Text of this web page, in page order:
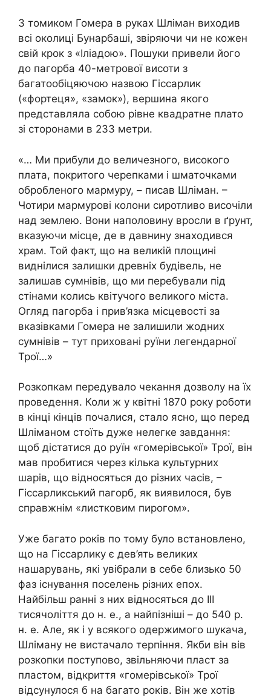
З томиком Гомера в руках Шліман виходив
всі околиці Бунарбаші, звіряючи чи не кожен
свій крок з «Іліадою». Пошуки привели його
до пагорба 40-метрової висоти з
багатообіцяючою назвою Гіссарлик
(«фортеця», «замок»), вершина якого
представляла собою рівне квадратне плато
зі сторонами в 233 метри.
«… Ми прибули до величезного, високого
плата, покритого черепками і шматочками
обробленого мармуру, – писав Шліман. –
Чотири мармурові колони сиротливо височіли
над землею. Вони наполовину вросли в ґрунт,
вказуючи місце, де в давнину знаходився
храм. Той факт, що на великій площині
виднілися залишки древніх будівель, не
залишав сумнівів, що ми перебували під
стінами колись квітучого великого міста.
Огляд пагорба і прив’язка місцевості за
вказівками Гомера не залишили жодних
сумнівів – тут приховані руїни легендарної
Трої…»
Розкопкам передувало чекання дозволу на їх
проведення. Коли ж у квітні 1870 року роботи
в кінці кінців почалися, стало ясно, що перед
Шліманом стоїть дуже нелегке завдання:
щоб дістатися до руїн «гомерівської» Трої, він
мав пробитися через кілька культурних
шарів, що відносяться до різних часів, –
Гіссарликський пагорб, як виявилося, був
справжнім «листковим пирогом».
Уже багато років по тому було встановлено,
що на Гіссарлику є дев’ять великих
нашарувань, які увібрали в себе близько 50
фаз існування поселень різних епох.
Найбільш ранні з них відносяться до III
тисячоліття до н. е., а найпізніші – до 540 р.
н. е. Але, як і у всякого одержимого шукача,
Шліману не вистачало терпіння. Якби він вів
розкопки поступово, звільняючи пласт за
пластом, відкриття «гомерівської» Трої
відсунулося б на багато років. Він же хотів